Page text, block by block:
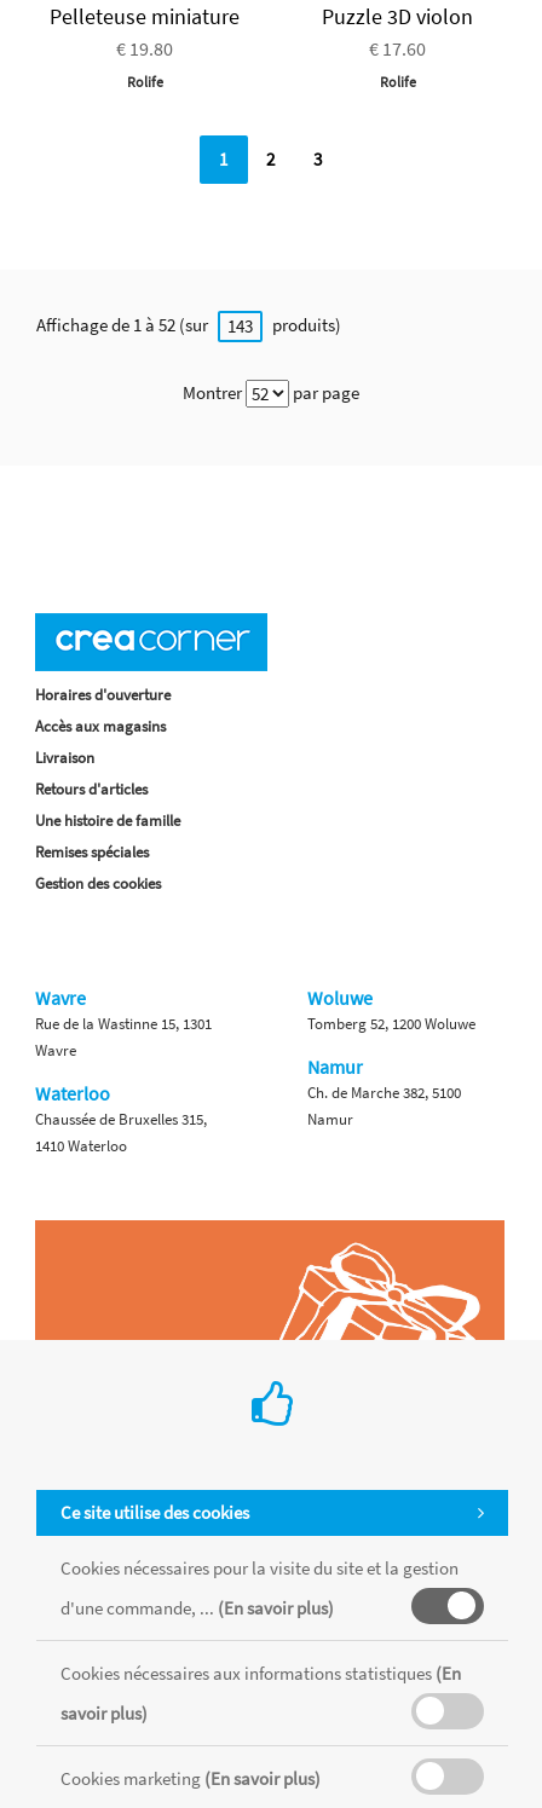
Pelleteuse miniature
€ 19.80
Rolife
Puzzle 3D violon
€ 17.60
Rolife
1 2 3
Affichage de 1 à 52 (sur 143 produits)
Montrer par page
Ce site utilise des cookies
Cookies nécessaires pour la visite du site et la gestion
d'une commande, ... (En savoir plus)
Cookies nécessaires aux informations statistiques (En
savoir plus)
Cookies marketing (En savoir plus)
Horaires d'ouverture
Accès aux magasins
Livraison
Retours d'articles
Une histoire de famille
Remises spéciales
Gestion des cookies
Wavre
Rue de la Wastinne 15, 1301
Wavre
Waterloo
Chaussée de Bruxelles 315,
1410 Waterloo
Woluwe
Tomberg 52, 1200 Woluwe
Namur
Ch. de Marche 382, 5100
Namur
Tous les produits sont vendus dans la limite des stocks disponibles de
chaque magasin, toutes taxes comprises.
CONDITIONS GÉNÉRALES
RÉALISÉ AVEC MERCATOR